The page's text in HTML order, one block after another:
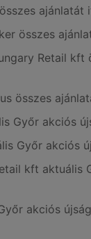
ajánlatát
összes
Retail kft
összes
Győr akciós
Győr akciós
kft aktuális
akciós